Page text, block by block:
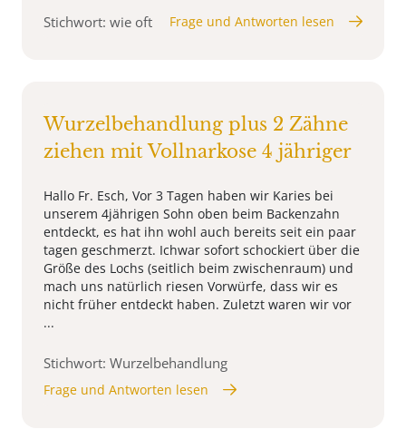
Stichwort: wie oft Frage und Antworten lesen
Wurzelbehandlung plus 2 Zähne
ziehen mit Vollnarkose 4 jähriger
Hallo Fr. Esch, Vor 3 Tagen haben wir Karies bei
unserem 4jährigen Sohn oben beim Backenzahn
entdeckt, es hat ihn wohl auch bereits seit ein paar
tagen geschmerzt. Ichwar sofort schockiert über die
Größe des Lochs (seitlich beim zwischenraum) und
mach uns natürlich riesen Vorwürfe, dass wir es
nicht früher entdeckt haben. Zuletzt waren wir vor
...
Stichwort: Wurzelbehandlung
Frage und Antworten lesen